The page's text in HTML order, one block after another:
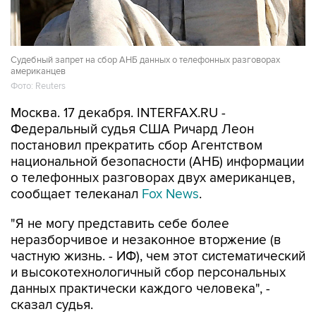
Cудебный запрет на сбор АНБ данных о телефонных разговорах
американцев
Фото: Reuters
Москва. 17 декабря. INTERFAX.RU -
Федеральный судья США Ричард Леон
постановил прекратить сбор Агентством
национальной безопасности (АНБ) информации
о телефонных разговорах двух американцев,
сообщает телеканал Fox News.
"Я не могу представить себе более
неразборчивое и незаконное вторжение (в
частную жизнь. - ИФ), чем этот систематический
и высокотехнологичный сбор персональных
данных практически каждого человека", -
сказал судья.